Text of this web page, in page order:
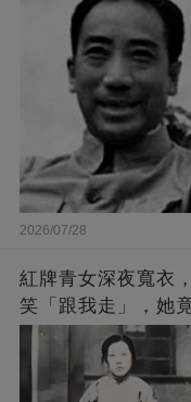
2026/07/28
紅牌青女深夜寬衣
笑「跟我走」，她